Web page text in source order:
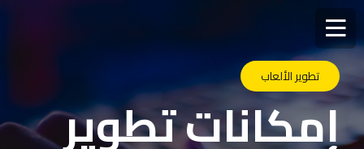
تطوير الألعاب
إمكانات تطوير